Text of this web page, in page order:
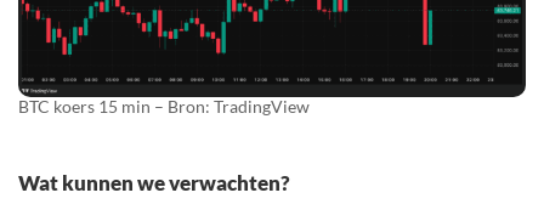
BTC koers 15 min – Bron: TradingView
Wat kunnen we verwachten?